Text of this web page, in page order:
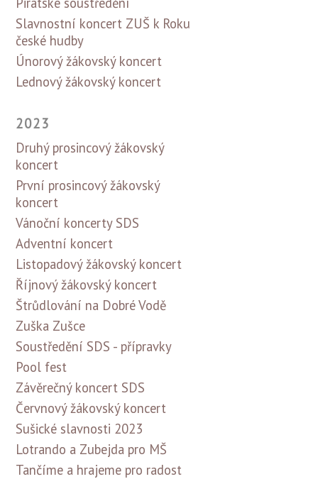
Slavnostní koncert ZUŠ k Roku
české hudby
Únorový žákovský koncert
Lednový žákovský koncert
2023
Druhý prosincový žákovský
koncert
První prosincový žákovský
koncert
Vánoční koncerty SDS
Adventní koncert
Listopadový žákovský koncert
Říjnový žákovský koncert
Štrůdlování na Dobré Vodě
Zuška Zušce
Soustředění SDS - přípravky
Pool fest
Závěrečný koncert SDS
Červnový žákovský koncert
Sušické slavnosti 2023
Lotrando a Zubejda pro MŠ
Tančíme a hrajeme pro radost